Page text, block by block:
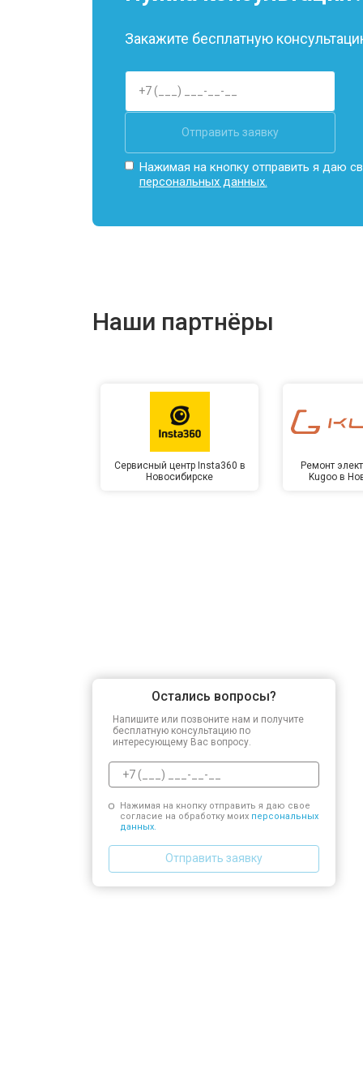
Замена Wi-Fi
Ремонт цепи питания
Замена USB порта
Замена микрофона
Прошивка BIOS
Замена северного моста
Закажите бесплатную
Отправить заявку
Нажимая на кнопку отправить я даю
персональных данных.
Наши партнёры
Сервисный центр Insta360 в
Новосибирске
Ремонт
Kugoo в
Остались вопросы?
Напишите или позвоните нам и получите
бесплатную консультацию по
интересующему Вас вопросу.
Нажимая на кнопку отправить я даю свое
согласие на обработку моих персональных
данных.
Отправить заявку